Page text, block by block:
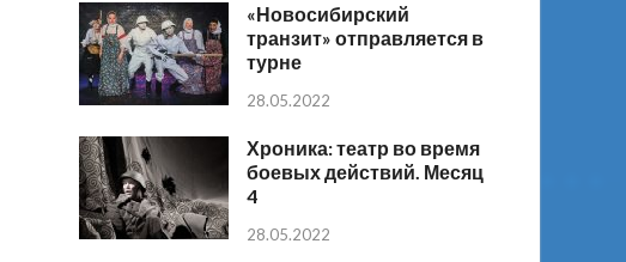
«Новосибирский
транзит» отправляется в
турне
28.05.2022
Хроника: театр во время
боевых действий. Месяц
4
28.05.2022